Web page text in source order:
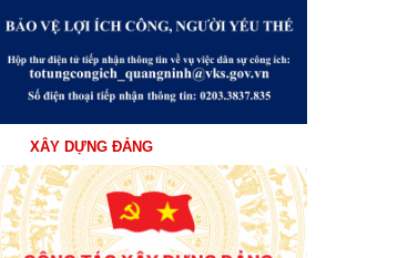
Ninh tổ chức Hội nghị giao ban trực
tuyến triển khai nhiệm vụ trọng tâm
tháng 8/2026
Sáng ngày 03/8/2026, Viện kiểm sát nhân
dân (VKSND) tỉnh Quảng Ninh tổ chức
Hội...
XÂY DỰNG ĐẢNG